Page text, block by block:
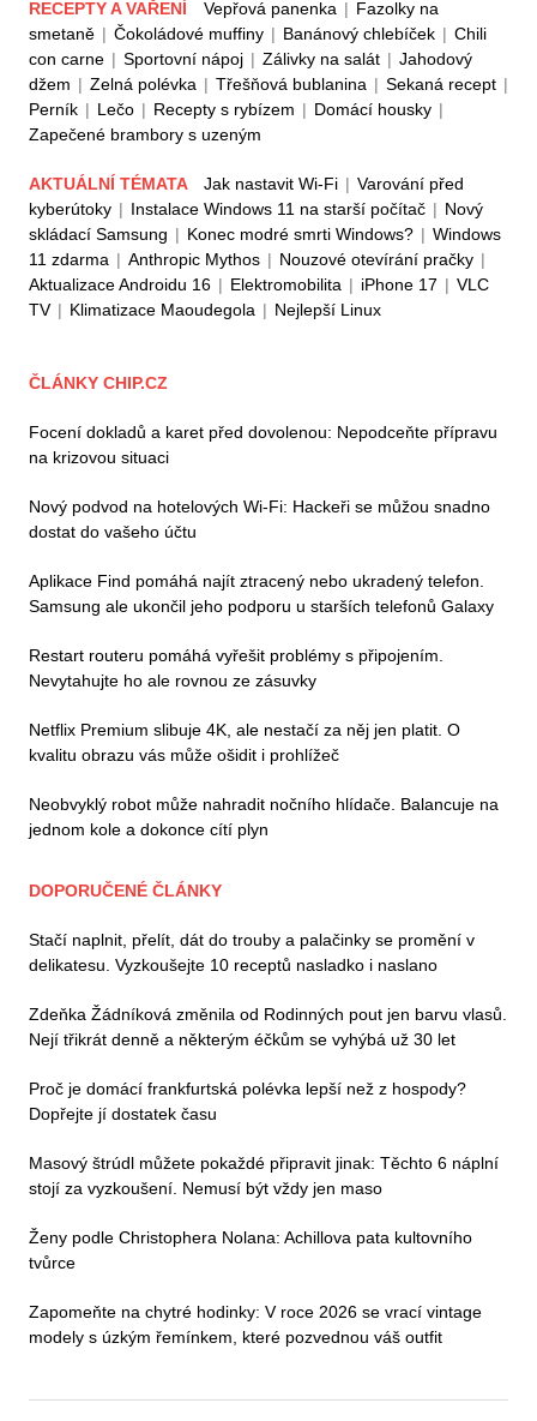
RECEPTY A VAŘENÍ Vepřová panenka | Fazolky na
smetaně | Čokoládové muffiny | Banánový chlebíček | Chili
con carne | Sportovní nápoj | Zálivky na salát | Jahodový
džem | Zelná polévka | Třešňová bublanina | Sekaná recept |
Perník | Lečo | Recepty s rybízem | Domácí housky |
Zapečené brambory s uzeným
AKTUÁLNÍ TÉMATA Jak nastavit Wi-Fi | Varování před
kyberútoky | Instalace Windows 11 na starší počítač | Nový
skládací Samsung | Konec modré smrti Windows? | Windows
11 zdarma | Anthropic Mythos | Nouzové otevírání pračky |
Aktualizace Androidu 16 | Elektromobilita | iPhone 17 | VLC
TV | Klimatizace Maoudegola | Nejlepší Linux
ČLÁNKY CHIP.CZ
Focení dokladů a karet před dovolenou: Nepodceňte přípravu
na krizovou situaci
Nový podvod na hotelových Wi-Fi: Hackeři se můžou snadno
dostat do vašeho účtu
Aplikace Find pomáhá najít ztracený nebo ukradený telefon.
Samsung ale ukončil jeho podporu u starších telefonů Galaxy
Restart routeru pomáhá vyřešit problémy s připojením.
Nevytahujte ho ale rovnou ze zásuvky
Netflix Premium slibuje 4K, ale nestačí za něj jen platit. O
kvalitu obrazu vás může ošidit i prohlížeč
Neobvyklý robot může nahradit nočního hlídače. Balancuje na
jednom kole a dokonce cítí plyn
DOPORUČENÉ ČLÁNKY
Stačí naplnit, přelít, dát do trouby a palačinky se promění v
delikatesu. Vyzkoušejte 10 receptů nasladko i naslano
Zdeňka Žádníková změnila od Rodinných pout jen barvu vlasů.
Nejí třikrát denně a některým éčkům se vyhýbá už 30 let
Proč je domácí frankfurtská polévka lepší než z hospody?
Dopřejte jí dostatek času
Masový štrúdl můžete pokaždé připravit jinak: Těchto 6 náplní
stojí za vyzkoušení. Nemusí být vždy jen maso
Ženy podle Christophera Nolana: Achillova pata kultovního
tvůrce
Zapomeňte na chytré hodinky: V roce 2026 se vrací vintage
modely s úzkým řemínkem, které pozvednou váš outfit